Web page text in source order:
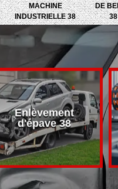
MACHINE
INDUSTRIELLE 38
DE
38
Enlèvement
d'épave 38